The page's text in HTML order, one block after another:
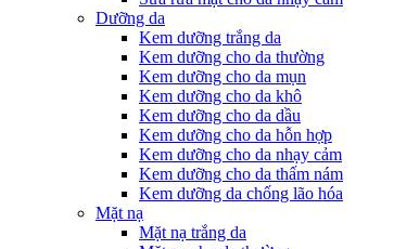
Dưỡng da
Kem dưỡng trắng da
Kem dưỡng cho da thường
Kem dưỡng cho da mụn
Kem dưỡng cho da khô
Kem dưỡng cho da dầu
Kem dưỡng cho da hỗn hợp
Kem dưỡng cho da nhạy cảm
Kem dưỡng cho da thấm nám
Kem dưỡng da chống lão hóa
Mặt nạ
Mặt nạ trắng da